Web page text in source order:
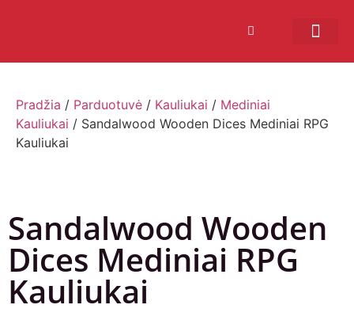
Pradžia / Parduotuvė / Kauliukai / Mediniai
Kauliukai / Sandalwood Wooden Dices Mediniai RPG
Kauliukai
Sandalwood Wooden
Dices Mediniai RPG
Kauliukai